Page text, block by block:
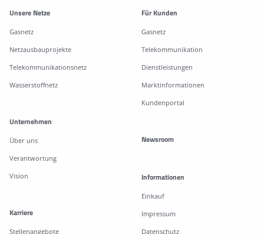
Weitere Informationen
Unsere Netze
Gasnetz
Netzausbauprojekte
Telekommunikationsnetz
Wasserstoffnetz
Für Kunden
Gasnetz
Telekommunikation
Dienstleistungen
Marktinformationen
Kundenportal
Unternehmen
Über uns
Verantwortung
Vision
Karriere
Stellenangebote
Newsroom
Informationen
Einkauf
Impressum
Datenschutz